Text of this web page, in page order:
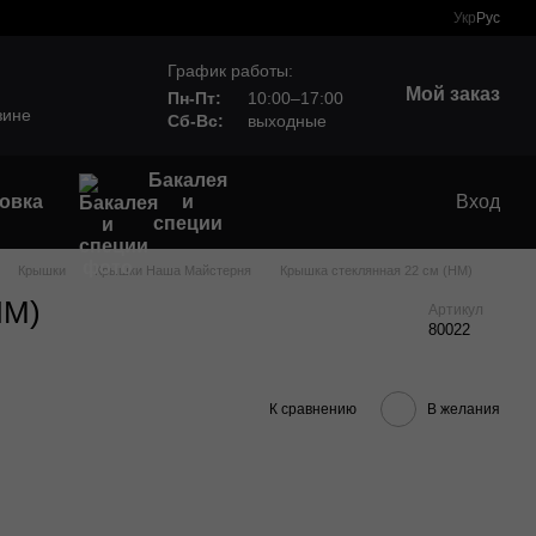
Укр Рус
График работы:
Пн-Пт:
10:00–17:00
Сб-Вс:
выходные
Мой заказ
Бакалея
и
специи
Вход
Крышки Крышки Наша Майстерня Крышка стеклянная 22 см (НМ)
Артикул
80022
К сравнению В желания